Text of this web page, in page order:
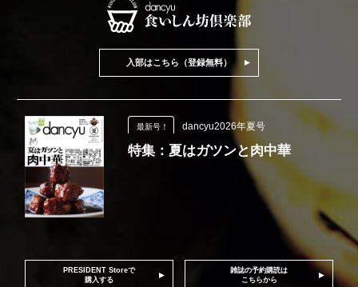
入部はこちら（登録無料）
最新号！ dancyu2026年夏号
特集：夏はガツンと肉中華
PRESIDENT Storeで
購入する
雑誌の予約購読は
こちらから